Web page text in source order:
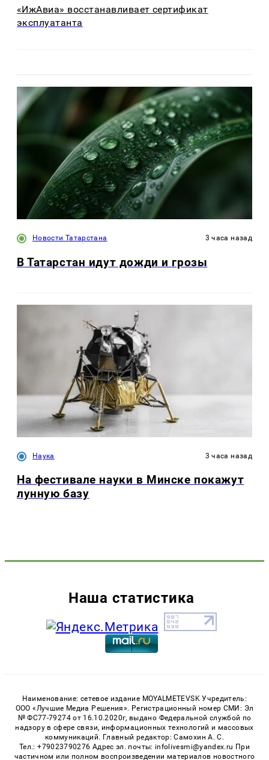
«ИжАвиа» восстанавливает сертификат
эксплуатанта
Новости Татарстана 3 часа назад
В Татарстан идут дожди и грозы
Наука 3 часа назад
На фестивале науки в Минске покажут
лунную базу
Наша статистика
Наименование: сетевое издание MOYALMETEVSK Учредитель:
ООО «Лучшие Медиа Решения». Регистрационный номер СМИ: Эл
№ ФС77-79274 от 16.10.2020г, выдано Федеральной службой по
надзору в сфере связи, информационных технологий и массовых
коммуникаций. Главный редактор: Самохин А. С.
Тел.: +79023790276 Адрес эл. почты: infolivesmi@yandex.ru При
частичном или полном воспроизведении материалов новостного